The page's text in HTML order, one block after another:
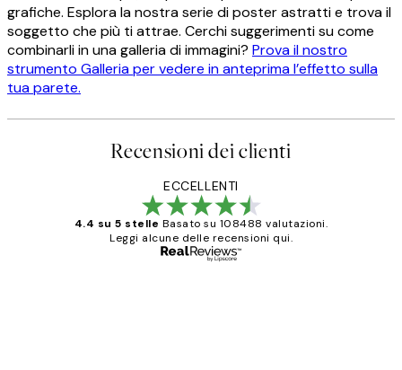
grafiche. Esplora la nostra serie di poster astratti e trova il
soggetto che più ti attrae. Cerchi suggerimenti su come
combinarli in una galleria di immagini? Prova il nostro
strumento Galleria per vedere in anteprima l’effetto sulla
tua parete.
Recensioni dei clienti
ECCELLENTI
4.4 su 5 stelle Basato su 108488 valutazioni.
Leggi alcune delle recensioni qui.